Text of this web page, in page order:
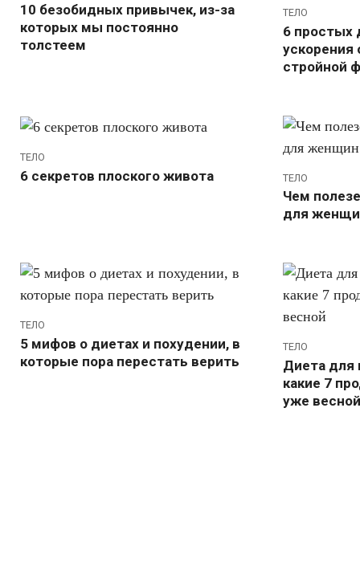
10 безобидных привычек, из-за
которых мы постоянно
толстеем
ТЕЛО
6 простых
стройной
ТЕЛО
6 секретов плоского живота ТЕЛО
Чем
для
ТЕЛО
5 мифов о диетах и похудении, в
которые пора перестать верить
ТЕЛО
Диета для
какие 7
уже весной